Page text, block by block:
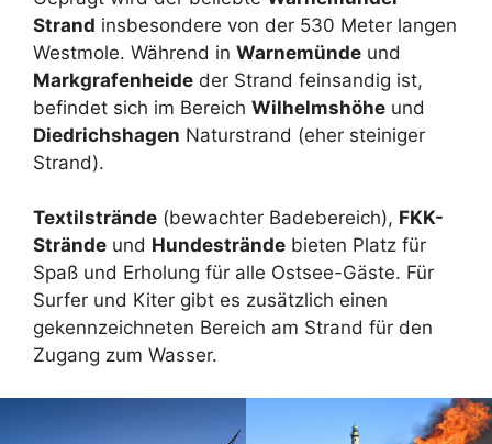
Strand insbesondere von der 530 Meter langen
Westmole. Während in Warnemünde und
Markgrafenheide der Strand feinsandig ist,
befindet sich im Bereich Wilhelmshöhe und
Diedrichshagen Naturstrand (eher steiniger
Strand).
Textilstrände (bewachter Badebereich), FKK-
Strände und Hundestrände bieten Platz für
Spaß und Erholung für alle Ostsee-Gäste. Für
Surfer und Kiter gibt es zusätzlich einen
gekennzeichneten Bereich am Strand für den
Zugang zum Wasser.